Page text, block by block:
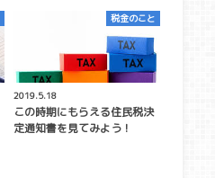
税金のこと
2019.5.18
この時期にもらえる住民税決
定通知書を見てみよう！